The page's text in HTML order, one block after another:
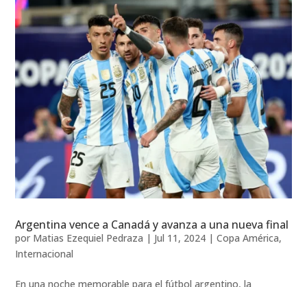
Argentina vence a Canadá y avanza a una nueva final
por Matias Ezequiel Pedraza | Jul 11, 2024 |Copa América,
Internacional
En una noche memorable para el fútbol argentino, la